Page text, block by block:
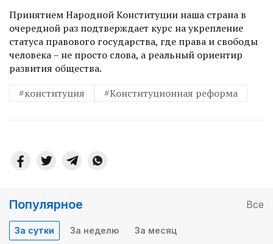
Принятием Народной Конституции наша страна в
очередной раз подтверждает курс на укрепление
статуса правового государства, где права и свободы
человека – не просто слова, а реальный ориентир
развития общества.
#конституция
#Конституционная реформа
Популярное Все
За сутки За неделю За месяц